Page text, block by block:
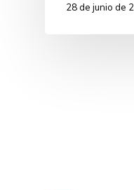
28 de junio de